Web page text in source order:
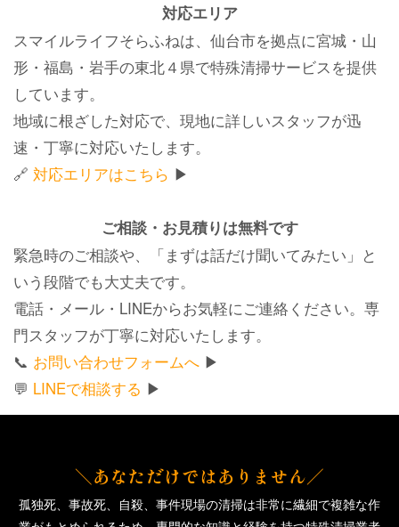
対応エリア
スマイルライフそらふねは、仙台市を拠点に宮城・山
形・福島・岩手の東北４県で特殊清掃サービスを提供
しています。
地域に根ざした対応で、現地に詳しいスタッフが迅
速・丁寧に対応いたします。
🔗 対応エリアはこちら ▶
ご相談・お見積りは無料です
緊急時のご相談や、「まずは話だけ聞いてみたい」と
いう段階でも大丈夫です。
電話・メール・LINEからお気軽にご連絡ください。専
門スタッフが丁寧に対応いたします。
📞 お問い合わせフォームへ ▶
💬 LINEで相談する ▶
＼あなただけではありません／
孤独死、事故死、自殺、事件現場の清掃は非常に繊細で複雑な作